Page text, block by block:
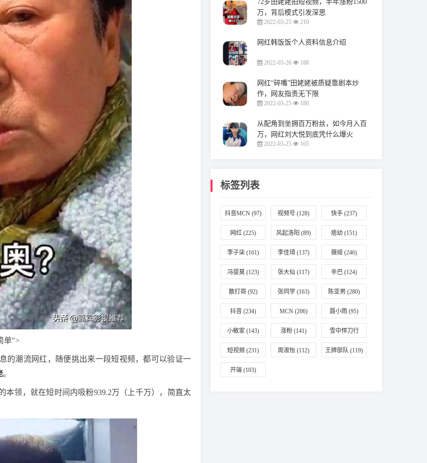
单">
的潮流网红，随便挑出来一段短视频，都可以验证一
。
领，就在短时间内吸粉939.2万（上千万），简直太
72岁田姥姥拍短视频，半年涨粉1500
万，背后模式引发深思
2022-03-25 210
网红韩饭饭个人资料信息介绍
2022-03-26 188
网红“碎嘴”田姥姥被质疑靠剧本炒
作，网友指责无下限
2022-03-25 180
从配角到坐拥百万粉丝，如今月入百
万，网红刘大悦到底凭什么爆火
2022-03-25 165
标签列表
抖音MCN (97) 视频号 (128) 快手 (237)
网红 (225) 风起洛阳 (89) 痞幼 (151)
李子柒 (161) 李佳琦 (137) 薇娅 (246)
冯提莫 (123) 张大仙 (117) 辛巴 (124)
散打哥 (92) 张同学 (163) 陈亚男 (280)
抖音 (234) MCN (206) 聂小雨 (95)
小敏家 (143) 涨粉 (141) 雪中悍刀行
(196)
短视频 (231) 周淑怡 (112) 王牌部队 (119)
开端 (103)